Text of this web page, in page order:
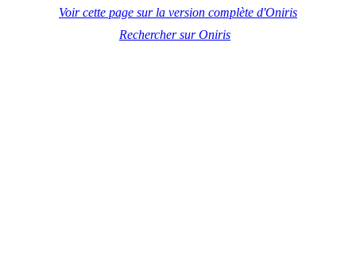
Voir cette page sur la version complète d'Oniris
Rechercher sur Oniris